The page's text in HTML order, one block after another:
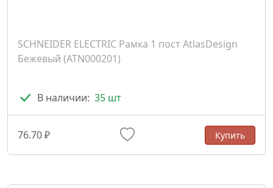
SCHNEIDER ELECTRIC Рамка 1 пост AtlasDesign
Бежевый (ATN000201)
В наличии: 35 шт
76.70 ₽ Купить